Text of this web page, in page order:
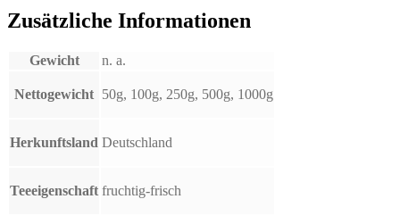
Zusätzliche Informationen
Gewicht n. a.
Nettogewicht 50g, 100g, 250g, 500g, 1000g
Herkunftsland Deutschland
Teeeigenschaft fruchtig-frisch